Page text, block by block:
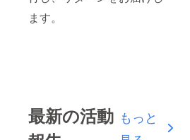
ます。
最新の活動 もっと